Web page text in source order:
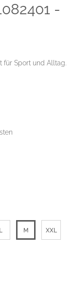
-
für Sport und Alltag.
L M XXL